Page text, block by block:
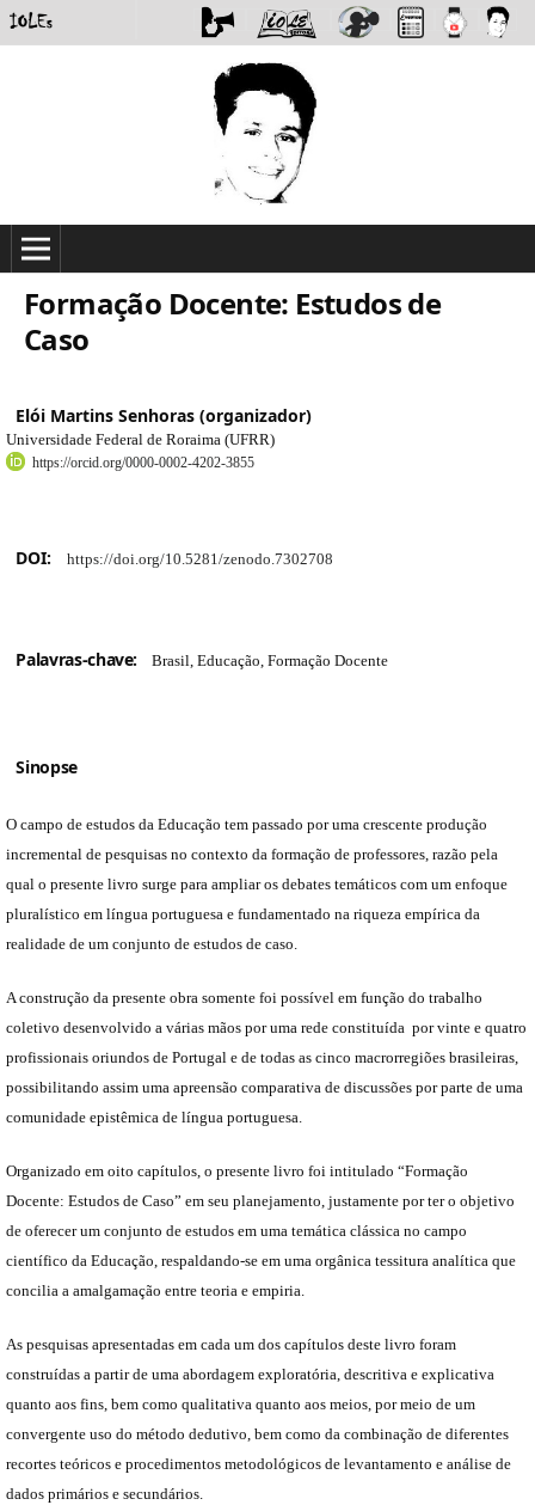
Formação Docente: Estudos de
Caso
Elói Martins Senhoras (organizador)
Universidade Federal de Roraima (UFRR)
https://orcid.org/0000-0002-4202-3855
DOI: https://doi.org/10.5281/zenodo.7302708
Palavras-chave: Brasil, Educação, Formação Docente
Sinopse
O campo de estudos da Educação tem passado por uma crescente produção
incremental de pesquisas no contexto da formação de professores, razão pela
qual o presente livro surge para ampliar os debates temáticos com um enfoque
pluralístico em língua portuguesa e fundamentado na riqueza empírica da
realidade de um conjunto de estudos de caso.
A construção da presente obra somente foi possível em função do trabalho
coletivo desenvolvido a várias mãos por uma rede constituída por vinte e quatro
profissionais oriundos de Portugal e de todas as cinco macrorregiões brasileiras,
possibilitando assim uma apreensão comparativa de discussões por parte de uma
comunidade epistêmica de língua portuguesa.
Organizado em oito capítulos, o presente livro foi intitulado “Formação
Docente: Estudos de Caso” em seu planejamento, justamente por ter o objetivo
de oferecer um conjunto de estudos em uma temática clássica no campo
científico da Educação, respaldando-se em uma orgânica tessitura analítica que
concilia a amalgamação entre teoria e empiria.
As pesquisas apresentadas em cada um dos capítulos deste livro foram
construídas a partir de uma abordagem exploratória, descritiva e explicativa
quanto aos fins, bem como qualitativa quanto aos meios, por meio de um
convergente uso do método dedutivo, bem como da combinação de diferentes
recortes teóricos e procedimentos metodológicos de levantamento e análise de
dados primários e secundários.